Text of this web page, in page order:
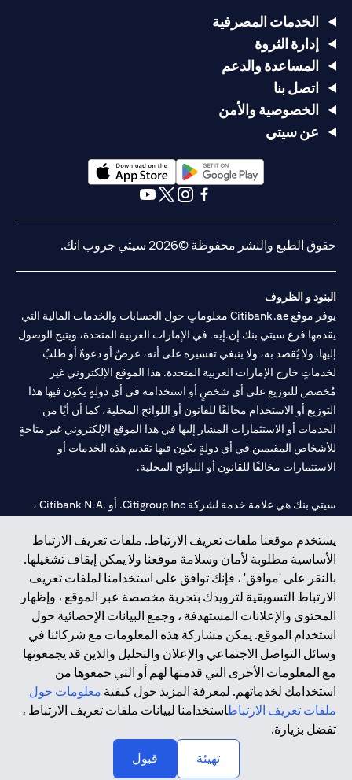
يستخدم موقعنا ملفات تعريف الارتباط. ملفات تعريف الارتباط
الأساسية مطلوبة لأمان وسلامة موقعنا ولا يمكن إيقاف تشغيلها.
بالنقر على 'موافق' ، فإنك توافق على استخدامنا لملفات تعريف
الارتباط التسويقية لتزويدك بتجربة مخصصة عبر الموقع ، وإظهار
المحتوى والإعلانات المستهدفة ، وجمع البيانات الإحصائية حول
استخدام الموقع. يمكن مشاركة هذه المعلومات مع شركائنا في
وسائل التواصل الاجتماعي والإعلان والتحليل والذين قد يجمعونها
مع المعلومات الأخرى التي قدمتها لهم أو التي جمعوها من
استخدامك لخدماتهم. لمعرفة المزيد حول كيفية معلومات حول
ملفات تعريف الارتباطاستخدامنا لبيانات ملفات تعريف الارتباط ،
تفضل بزيارة.
تهيئة
قبول
الخدمات المصرفية
إدارة الثروة
المساعدة والدعم
اتصل بنا
الخصوصية والأمن
عن سيتي
(opens in a new tab)
حقوق الطبع والنشر محفوظة ©2026 سيتي جروب انك.
البنود و الظروف
يوفر موقع Citibank.ae معلوماتٍ حول الحسابات والخدمات المالية التي
يقدمها فرع سيتي بنك إن.إيه. في الإمارات العربية المتحدة، ويتيح الوصول
إليها. ولا يُقصد به، ولا ينبغي تفسيره على أنه، عرضٌ أو دعوةٌ أو طلبٌ
لخدماتٍ خارج الإمارات العربية المتحدة. هذا الموقع الإلكتروني غير
مُخصص للتوزيع على أي شخصٍ أو استخدامه في أي دولةٍ يكون فيها هذا
التوزيع أو الاستخدام مخالفًا للقانون أو اللوائح المحلية، كما أن أيًا من
الخدمات أو الاستثمارات المشار إليها في هذا الموقع الإلكتروني غير متاحةٍ
للأشخاص المقيمين في أي دولةٍ يكون فيها تقديم هذه الخدمات أو
الاستثمارات مخالفًا للقانون أو اللوائح المحلية.
سيتي بنك هي علامة خدمة لشركة Citigroup Inc. أو .Citibank N.A ،
سيتي بنك إن. إيه. الإمارات مسجل لدى مصرف الإمارات المركزي تحت
أرقام التراخيص 202563 لفرع الوصل في دبي، 531989 لفرع مول
الإمارات في دبي، وCN-1002019لفرع أبوظبي. هاتف: 4000 311 04.
فرع سيتي بنك إن إيه - الإمارات العربية المتحدة مرخص من مصرف
الإمارات العربية المتحدة المركزي كفرع لبنك أجنبي.
سيتي بنك إن إيه الإمارات العربية المتحدة مرخص من هيئة الأوراق المالية
والسلع في الإمارات العربية المتحدة ("SCA") للقيام بالنشاط المالي لـ أ)
الاستشارات المالية والتعريف والترويج بموجب ترخيص رقم
20200000097 ب) وسيط تداول في الأسواق الدولية بموجب ترخيص
حقوق الطبع والنشر محفوظة ©2026 سيتي جروب انك.